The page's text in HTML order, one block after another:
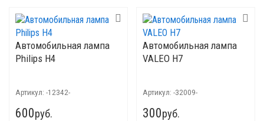
Автомобильная лампа
Philips H4
Артикул: -12342-
600руб.
Автомобильная лампа
VALEO H7
Артикул: -32009-
300руб.